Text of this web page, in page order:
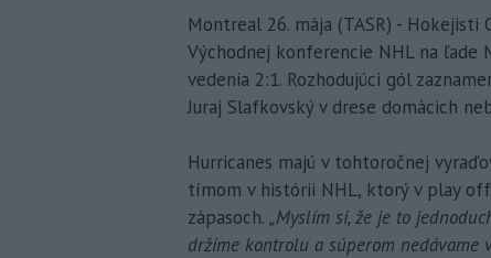
Montreal 26. mája (TASR) -
Východnej konferencie NHL na ľade
vedenia 2:1. Rozhodujúci gól
Juraj Slafkovský v drese domácich
Hurricanes majú v tohtoročnej
tímom v histórii NHL, ktorý v play
zápasoch. „Myslím si, že je to
držíme kontrolu a súperom nedávame